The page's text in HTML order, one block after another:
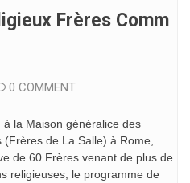
Frères Comm
0 COMMENT
la Maison généralice des
de La Salle) à Rome,
de 60 Frères venant de plus de
religieuses, le programme de